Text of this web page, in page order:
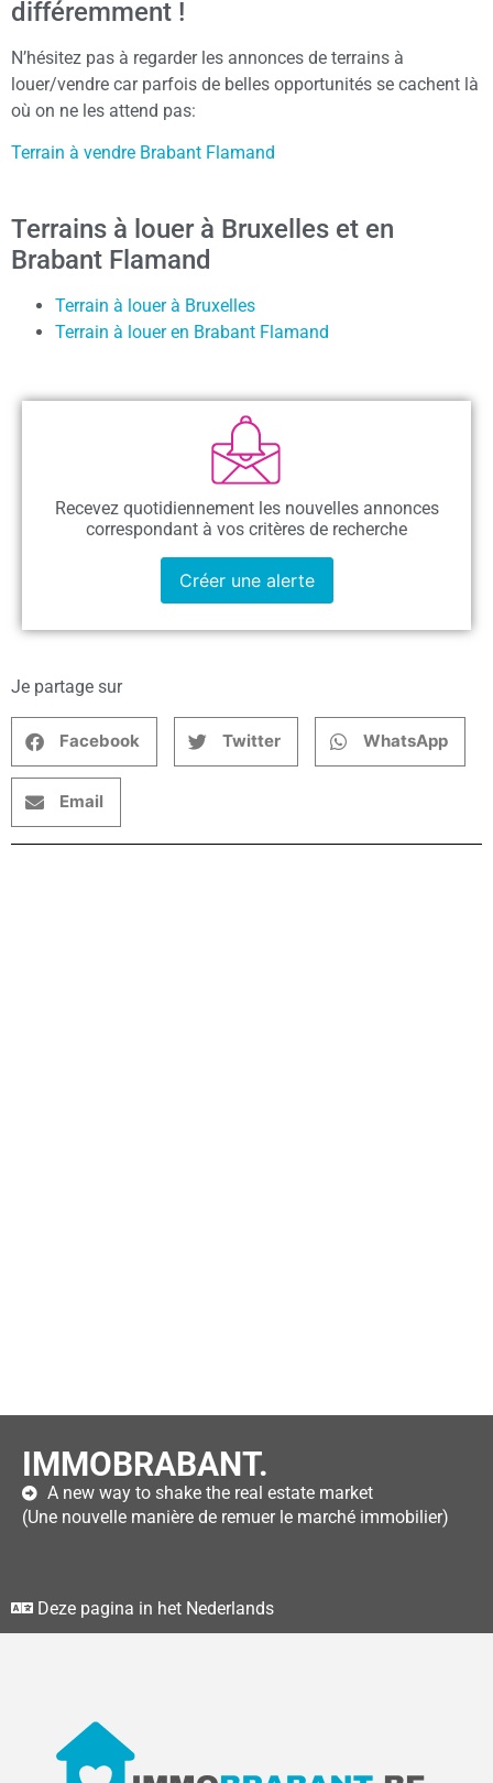
différemment !
N’hésitez pas à regarder les annonces de terrains à
louer/vendre car parfois de belles opportunités se cachent là
où on ne les attend pas:
Terrain à vendre Brabant Flamand
Terrains à louer à Bruxelles et en
Brabant Flamand
Terrain à louer à Bruxelles
Terrain à louer en Brabant Flamand
Recevez quotidiennement les nouvelles annonces
correspondant à vos critères de recherche
Créer une alerte
Je partage sur
Facebook Twitter WhatsApp
Email
IMMOBRABANT.
A new way to shake the real estate market
(Une nouvelle manière de remuer le marché immobilier)
Deze pagina in het Nederlands